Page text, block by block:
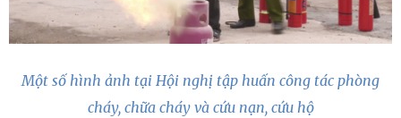
Một số hình ảnh tại Hội nghị tập huấn công tác phòng
cháy, chữa cháy và cứu nạn, cứu hộ